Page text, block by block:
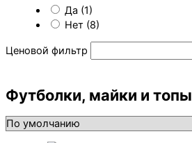
Да (1)
Нет (8)
Ценовой фильтр
Футболки, майки и топы